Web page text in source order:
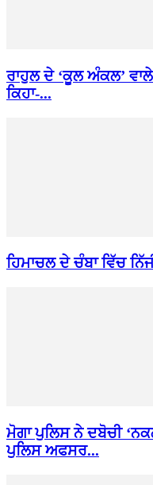
ਰਾਹੁਲ ਦੇ ‘ਕੂਲ ਅੰਕਲ’
ਕਿਹਾ-...
ਹਿਮਾਚਲ ਦੇ ਚੰਬਾ ਵਿੱਚ
ਮੋਗਾ ਪੁਲਿਸ ਨੇ ਦਬੋਚੀ
ਪੁਲਿਸ ਅਫਸਰ...